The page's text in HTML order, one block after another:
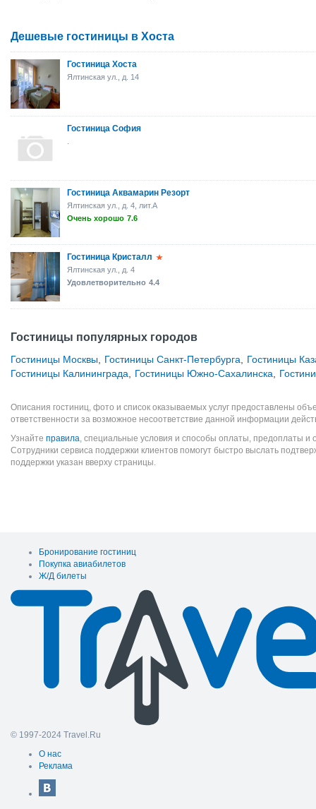
Дешевые гостиницы в Хоста
Гостиница Хоста
Ялтинская ул., д. 14
Гостиница София
Гостиница Аквамарин Резорт
Ялтинская ул., д. 4, лит.А
Очень хорошо 7.6
Гостиница Кристалл
Ялтинская ул., д. 4
Удовлетворительно 4.4
Гостиницы популярных городов
Гостиницы Москвы Гостиницы Санкт-Петербурга
Гостиницы
Гостиницы Калининграда
Гостиницы Южно-Сахалинска
Описания гостиниц, фото и список оказываемых услуг предоставлены
ответственности за возможное несоответствие данной информации
Узнайте правила, специальные условия и способы оплаты, предоплаты и
Сотрудники сервиса поддержки клиентов помогут быстро выслать
поддержки указан вверху страницы.
Бронирование гостиниц
Покупка авиабилетов
Ж/Д билеты
© 1997-2024 Travel.Ru
О нас
Реклама